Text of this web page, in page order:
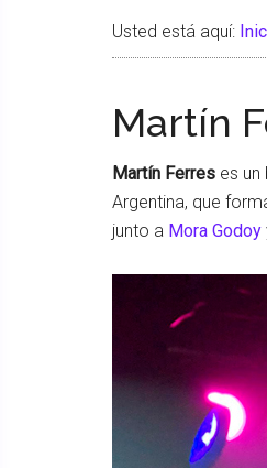
Usted está aquí:
Martín
Martín Ferres es
Argentina, que
junto a Mora Godoy